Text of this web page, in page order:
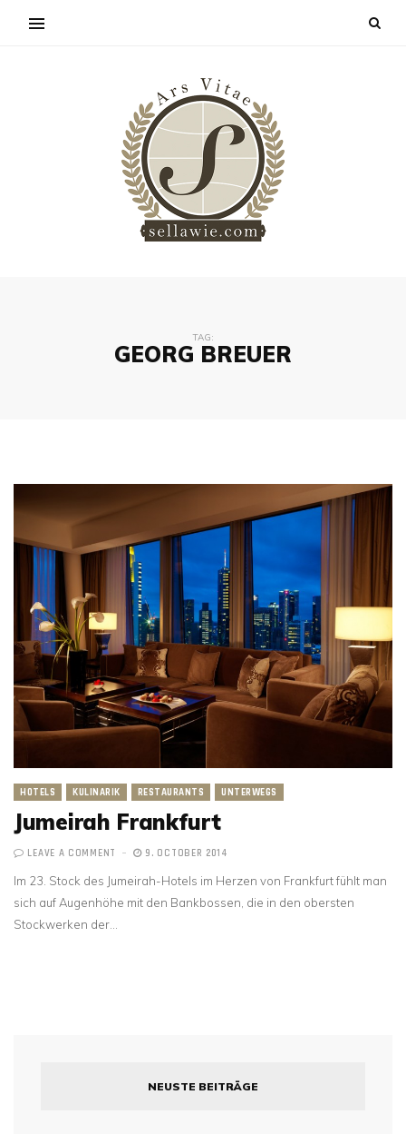
TAG:
GEORG BREUER
HOTELS KULINARIK RESTAURANTS UNTERWEGS
Jumeirah Frankfurt
LEAVE A COMMENT 9. OCTOBER 2014
Im 23. Stock des Jumeirah-Hotels im Herzen von Frankfurt fühlt man
sich auf Augenhöhe mit den Bankbossen, die in den obersten
Stockwerken der…
NEUSTE BEITRÄGE